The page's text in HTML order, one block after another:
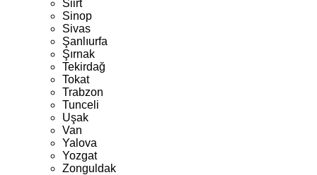
Siirt
Sinop
Sivas
Şanlıurfa
Şırnak
Tekirdağ
Tokat
Trabzon
Tunceli
Uşak
Van
Yalova
Yozgat
Zonguldak